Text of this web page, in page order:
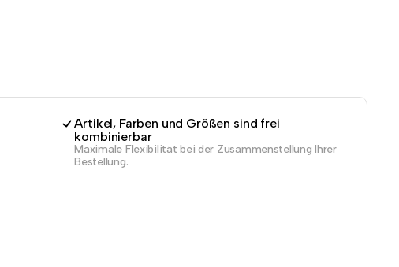
Artikel, Farben und Größen sind frei
kombinierbar
Maximale Flexibilität bei der Zusammenstellung Ihrer
Bestellung.